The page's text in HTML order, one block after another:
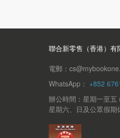
聯合新零售（香港）有
電郵：
WhatsApp： +852
辦公時間：星期一至
星期六、日及公眾假期